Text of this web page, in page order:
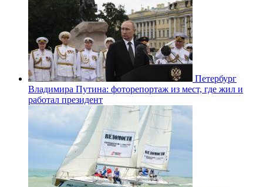
Петербург
Владимира Путина: фоторепортаж из мест, где жил и
работал президент